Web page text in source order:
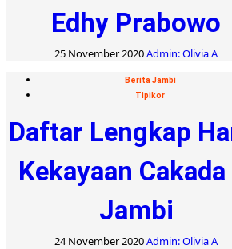
Edhy Prabowo
25 November 2020Admin: Olivia A
Berita Jambi
Tipikor
Daftar Lengkap
Kekayaan Cakada
Jambi
24 November 2020Admin: Olivia A